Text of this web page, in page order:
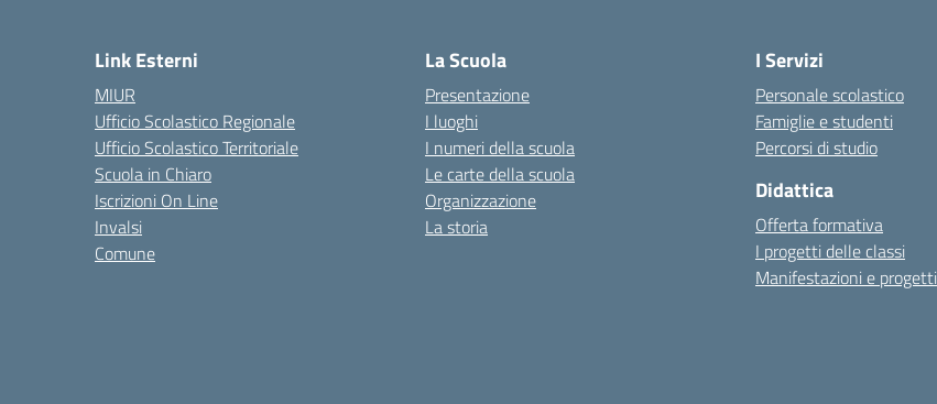
Link Esterni
MIUR
Ufficio Scolastico Regionale
Ufficio Scolastico Territoriale
Scuola in Chiaro
Iscrizioni On Line
Invalsi
Comune
La Scuola
Presentazione
I luoghi
I numeri della scuola
Le carte della scuola
Organizzazione
La storia
I Servizi
Personale scolastico
Famiglie e studenti
Percorsi di studio
Didattica
Offerta formativa
I progetti delle classi
Manifestazioni e progetti